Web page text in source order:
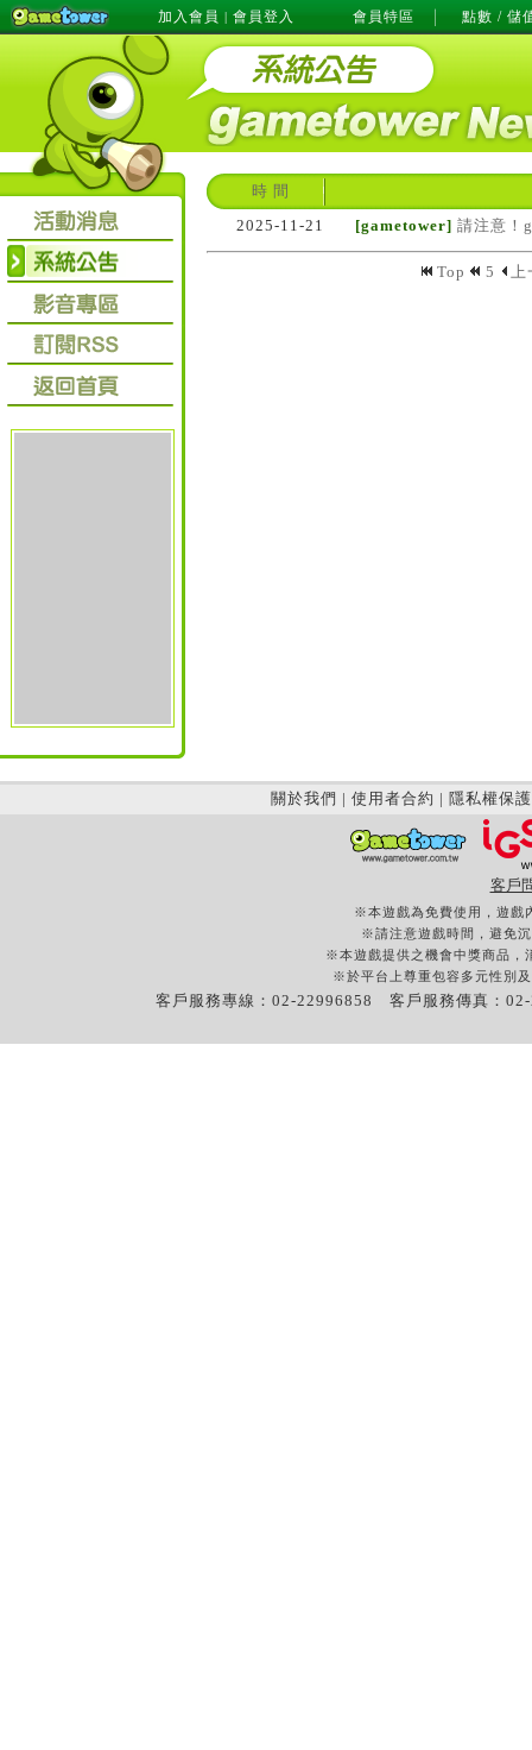
加入會員 | 會員登入 會員特區 點數 / 儲
時 間
2025-11-21
[gametower] 請注意！
Top 5 上
關於我們 | 使用者合約 | 隱私權保護
客戶
※本遊戲為免費使用，遊戲
※請注意遊戲時間，避免
※本遊戲提供之機會中獎商品，
※於平台上尊重包容多元性別
客戶服務專線：02-22996858 客戶服務傳真：